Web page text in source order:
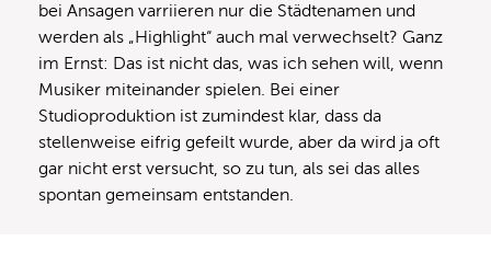
bei Ansagen varriieren nur die Städtenamen und
werden als „Highlight“ auch mal verwechselt? Ganz
im Ernst: Das ist nicht das, was ich sehen will, wenn
Musiker miteinander spielen. Bei einer
Studioproduktion ist zumindest klar, dass da
stellenweise eifrig gefeilt wurde, aber da wird ja oft
gar nicht erst versucht, so zu tun, als sei das alles
spontan gemeinsam entstanden.